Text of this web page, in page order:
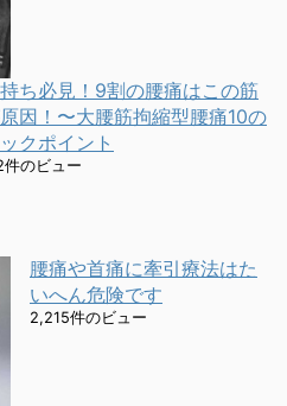
ち必見！9割の腰痛はこの筋
因！〜大腰筋拘縮型腰痛10の
クポイント
のビュー
腰痛や首痛に牽引療法はた
いへん危険です
2,215件のビュー